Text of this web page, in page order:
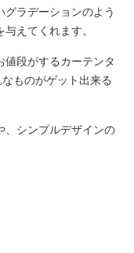
ラデーションのよう
えてくれます。
値段がするカーテンタ
ものがゲット出来る
、シンプルデザインの